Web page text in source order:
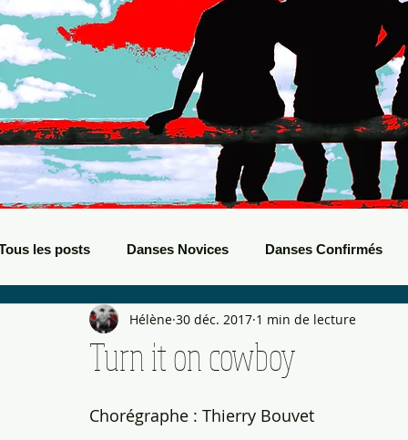
les posts Danses Novices Danses Confirmés
Danses Débutants Evènements Boots Bals de
Turn it on cowboy
Hélène 30 déc. 2017 1 min de lecture
Chorégraphe : Thierry Bouvet